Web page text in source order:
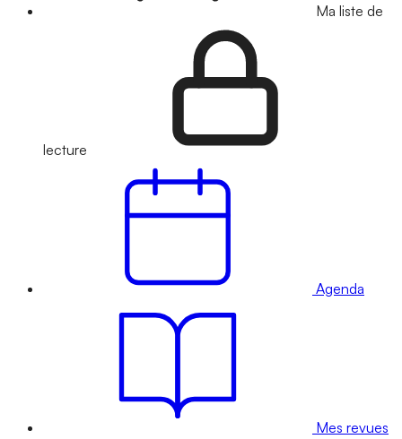
Ma liste de
lecture
Agenda
Mes revues